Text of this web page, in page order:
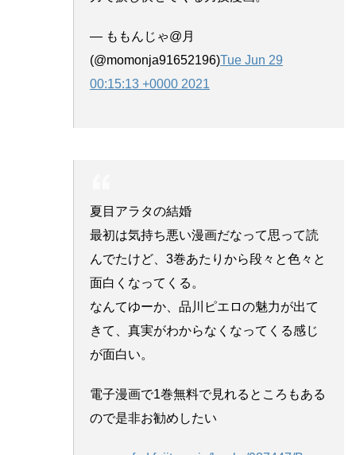
— ももんじゃ@月
(@momonja91652196)Tue Jun 29
00:15:13 +0000 2021
夏目アラタの結婚
最初は気持ち悪い漫画だなって思って読
んでたけど、3巻あたりから段々と色々と
面白くなってくる。
なんてゆーか、品川ピエロの魅力が出て
きて、真実がわからなくなってくる感じ
が面白い。
電子漫画で1巻無料で見れるところもある
ので是非お勧めしたい